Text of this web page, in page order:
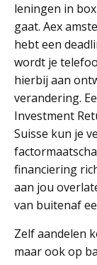
leningen in
gaat. Aex
hebt een
wordt je
hierbij aan
verandering.
Investment
Suisse kun je
financiering
aan jou
van buitenaf
Zelf aandelen
maar ook op